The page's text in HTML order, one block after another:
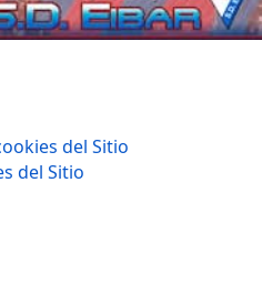
del Sitio
del Sitio